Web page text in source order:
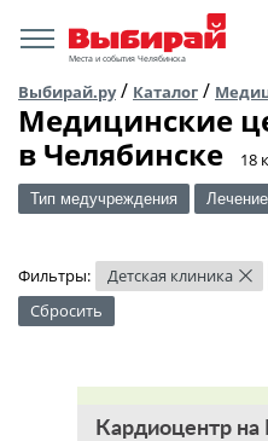
Места и события Челябинска
Выбирай.ру/ Каталог /
Медицинские
в Челябинске
​18
Тип медучреждения Лечение
Фильтры: Детская клиника ×
Сбросить
Кардиоцентр